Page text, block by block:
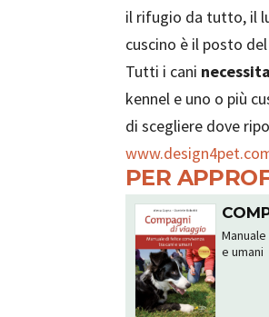
il rifugio da tutto, il
cuscino è il posto
Tutti i cani
kennel e uno o più
di scegliere dove
PER
e umani